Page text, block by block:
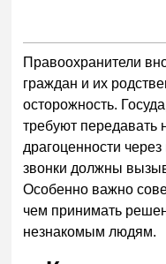
Правоохранители
граждан и их
осторожность.
требуют передавать
драгоценности
звонки должны
Особенно важно
чем принимать
незнакомым людям.